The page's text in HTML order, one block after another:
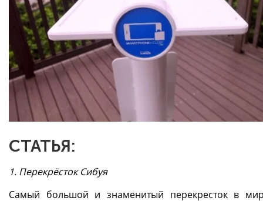
СТАТЬЯ:
1. Перекрёсток Сибуя
Самый большой и знаменитый перекресток в